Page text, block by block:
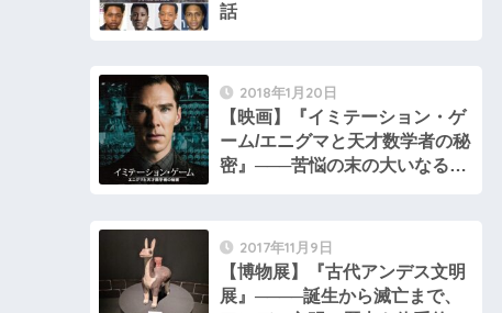
話
2018年1月20日
【映画】『イミテーション・ゲ
ーム/エニグマと天才数学者の秘
密』───苦悩の末の大いなる偉
2017年11月9日
【博物展】『古代アンデス文明
展』────誕生から滅亡まで、